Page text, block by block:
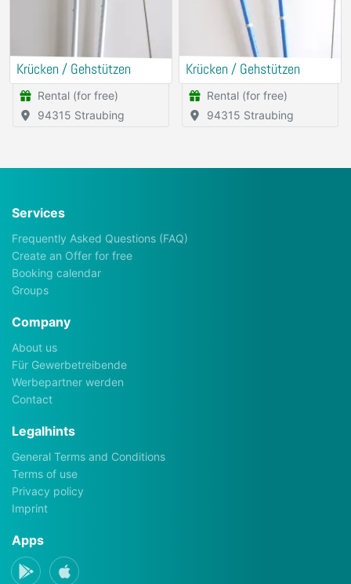
Krücken / Gehstützen
Rental (for free)
94315 Straubing
Krücken / Gehstützen
Rental (for free)
94315 Straubing
Services
Frequently Asked Questions (FAQ)
Create an Offer for free
Booking calendar
Groups
Company
About us
Für Gewerbetreibende
Werbepartner werden
Contact
Legalhints
General Terms and Conditions
Terms of use
Privacy policy
Imprint
Apps